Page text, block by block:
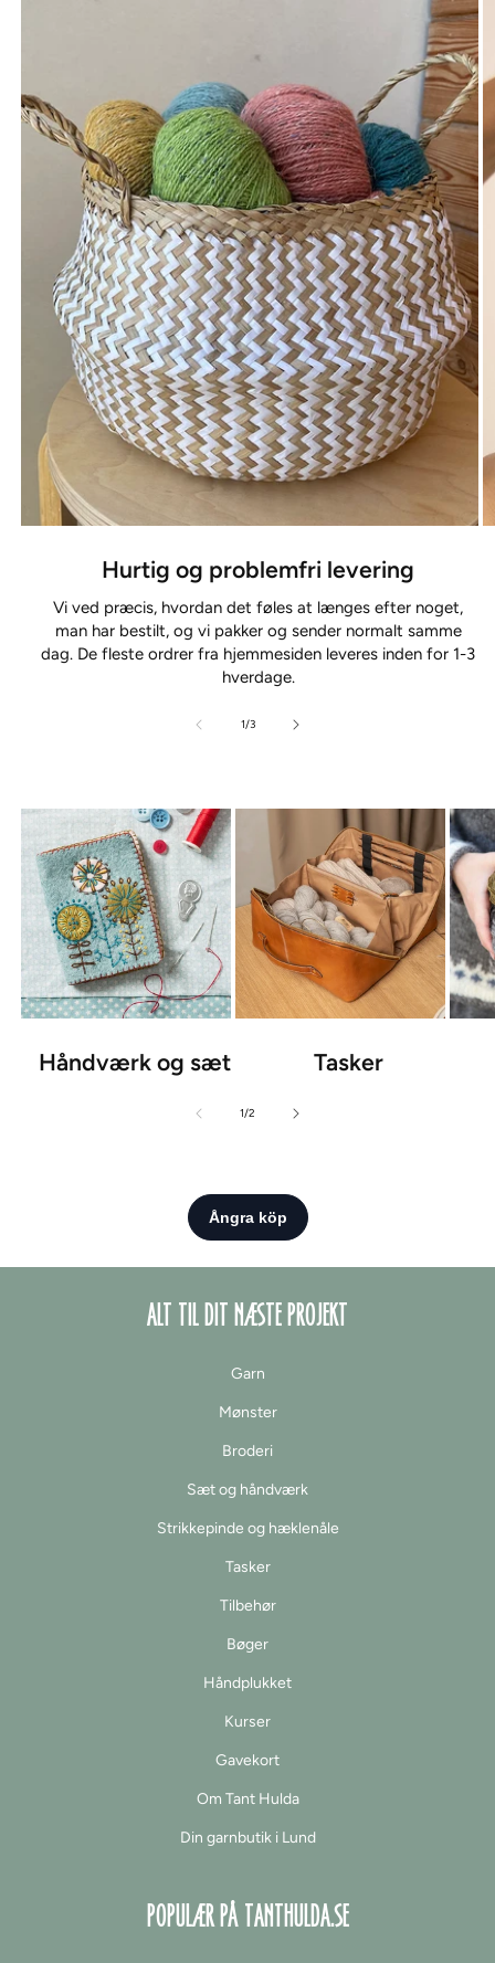
Hurtig og problemfri levering
Vi ved præcis, hvordan det føles at længes efter noget,
man har bestilt, og vi pakker og sender normalt samme
dag. De fleste ordrer fra hjemmesiden leveres inden for 1-3
hverdage.
1/af
3
Håndværk og sæt Tasker
1/af
2
ALT TIL DIT NÆSTE PROJEKT
Garn
Mønster
Broderi
Sæt og håndværk
Strikkepinde og hæklenåle
Tasker
Tilbehør
Bøger
Håndplukket
Kurser
Gavekort
Om Tant Hulda
Din garnbutik i Lund
POPULÆR PÅ TANTHULDA.SE